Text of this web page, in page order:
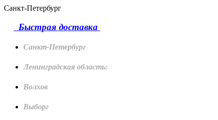
Санкт-Петербург
Быстрая доставка
Санкт-Петербург
Ленинградская область:
Волхов
Выборг